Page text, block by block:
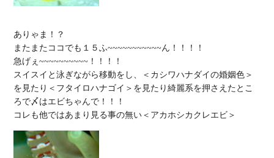
ありゃま！？
またまたココでも１５ふ~~~~~~~~~~~ん！！！！
急げぇ~~~~~~~~~~！！！！
スイスイと泳ぎながら移動をし、＜カシワハナダイの婚姻色＞
を見たり＜フタイロハナゴイ＞を見たり綺麗系を押さえたとこ
ろで〆はエビちゃんで！！！